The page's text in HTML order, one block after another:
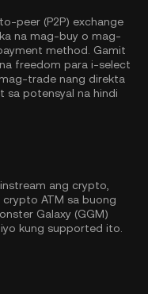
peer (P2P) exchange
na mag-buy o mag-
method. Gamit
freedom para i-select
trade nang direkta
sa potensyal na hindi
ang crypto,
ATM sa buong
Galaxy (GGM)
kung supported ito.